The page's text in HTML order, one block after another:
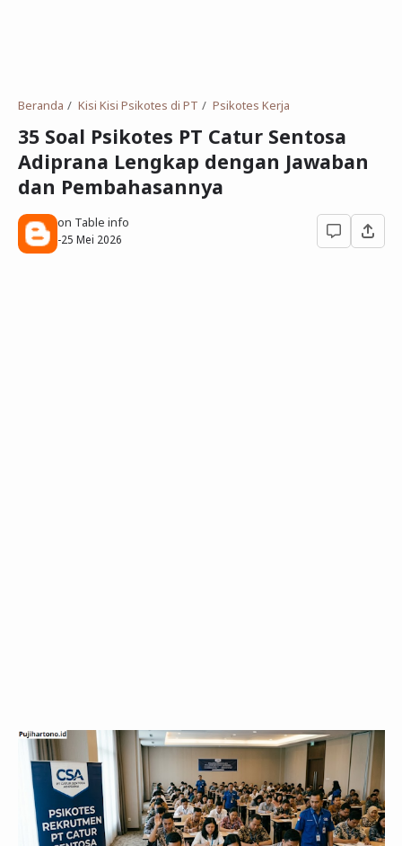
Gambar Orang dan Pohon
Download Soal
Tidak Bersekolah
Beranda Kisi Kisi Psikotes di PT Psikotes Kerja
35 Soal Psikotes PT Catur Sentosa
Adiprana Lengkap dengan Jawaban
dan Pembahasannya
on Table info
-25 Mei 2026